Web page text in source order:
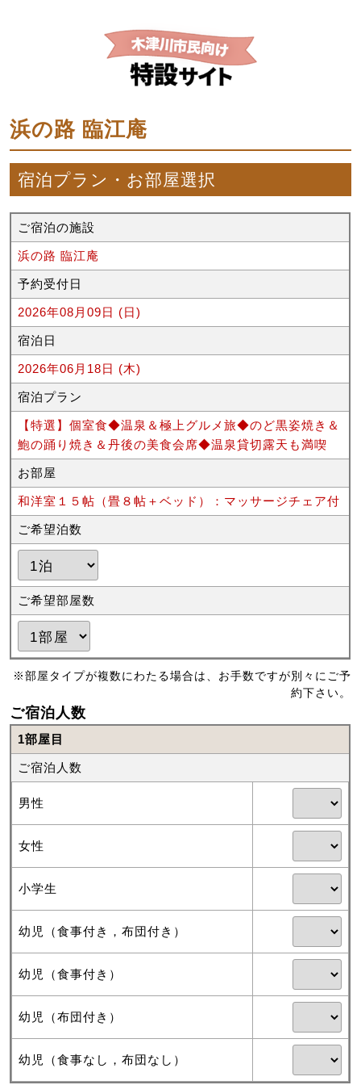
浜の路 臨江庵
宿泊プラン・お部屋選択
ご宿泊の施設
浜の路 臨江庵
予約受付日
2026年08月09日 (日)
宿泊日
2026年06月18日 (木)
宿泊プラン
【特選】個室食◆温泉＆極上グルメ旅◆のど黒姿焼き＆
鮑の踊り焼き＆丹後の美食会席◆温泉貸切露天も満喫
お部屋
和洋室１５帖（畳８帖＋ベッド）：マッサージチェア付
ご希望泊数
ご希望部屋数
※部屋タイプが複数にわたる場合は、お手数ですが別々にご予
約下さい。
ご宿泊人数
1部屋目
ご宿泊人数
男性
女性
小学生
幼児（食事付き，布団付き）
幼児（食事付き）
幼児（布団付き）
幼児（食事なし，布団なし）